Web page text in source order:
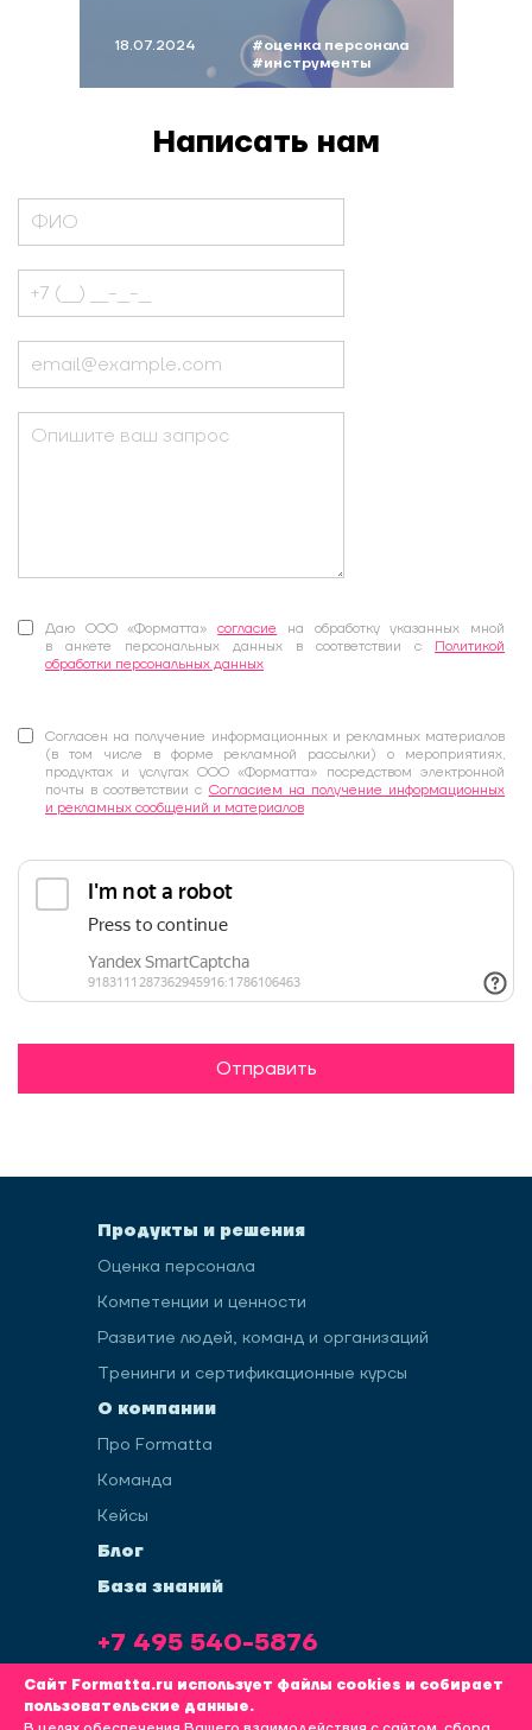
18.07.2024
#оценка персонала
#инструменты
оценки
Написать нам
Даю ООО «Форматта»согласие на обработку указанных мной
в анкете персональных данных в соответствии с Политикой
обработки персональных данных
Согласен на получение информационных и рекламных материалов
(в том числе в форме рекламной рассылки) о мероприятиях,
продуктах и услугах ООО «Форматта» посредством электронной
почты в соответствии с Согласием на получение информационных
и рекламных сообщений и материалов
Отправить
Продукты и решения
Оценка персонала
Компетенции и ценности
Развитие людей, команд и организаций
Тренинги и сертификационные курсы
О компании
Про Formatta
Команда
Кейсы
Блог
База знаний
+7 495 540-5876
info@formatta.ru
Сайт Formatta.ru использует файлы cookies и собирает
пользовательские данные.